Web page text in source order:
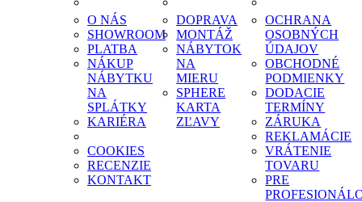
O NÁS
SHOWROOM
PLATBA
NÁKUP
NÁBYTKU
NA
SPLÁTKY
KARIÉRA
COOKIES
RECENZIE
KONTAKT
DOPRAVA
MONTÁŽ
NÁBYTOK
NA
MIERU
SPHERE
KARTA
ZĽAVY
OCHRANA
OSOBNÝCH
ÚDAJOV
OBCHODNÉ
PODMIENKY
DODACIE
TERMÍNY
ZÁRUKA
REKLAMÁCIE
VRÁTENIE
TOVARU
PRE